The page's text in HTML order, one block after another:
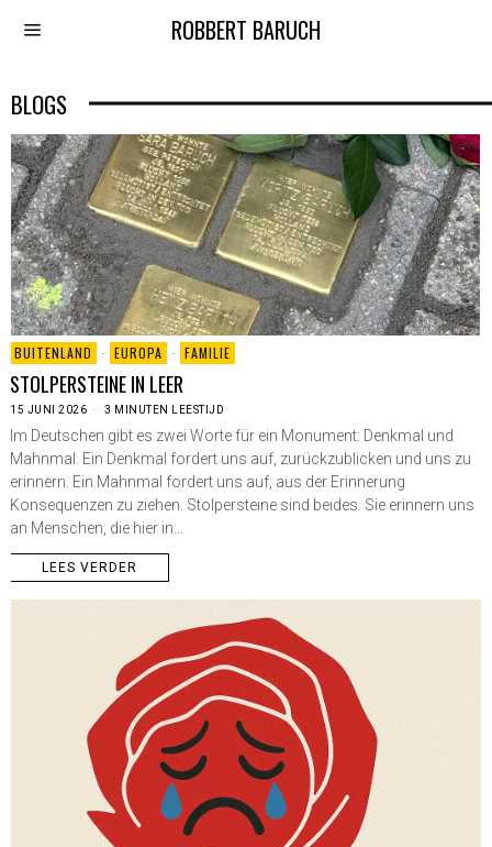
ROBBERT BARUCH
BLOGS
BUITENLAND · EUROPA · FAMILIE
STOLPERSTEINE IN LEER
15 JUNI 2026 3 MINUTEN LEESTIJD
Im Deutschen gibt es zwei Worte für ein Monument: Denkmal und
Mahnmal. Ein Denkmal fordert uns auf, zurückzublicken und uns zu
erinnern. Ein Mahnmal fordert uns auf, aus der Erinnerung
Konsequenzen zu ziehen. Stolpersteine sind beides. Sie erinnern uns
an Menschen, die hier in…
LEES VERDER